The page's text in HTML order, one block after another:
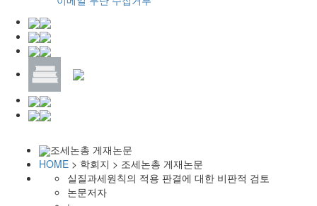
조세논총 게재논문
HOME > 학회지 > 조세논총 게재논문
실질과세원칙의 적용 판결에 대한 비판적 검토
논문저자